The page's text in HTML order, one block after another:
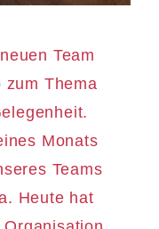
Team
zum Thema
Monats
Teams
Heute hat